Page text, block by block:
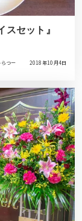
スセット』
つー 2018年10月4日